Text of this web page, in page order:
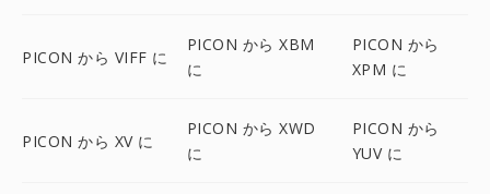
PICON から VIFF に
PICON から XBM
に
PICON から
XPM に
PICON から XV に
PICON から XWD
に
PICON から
YUV に